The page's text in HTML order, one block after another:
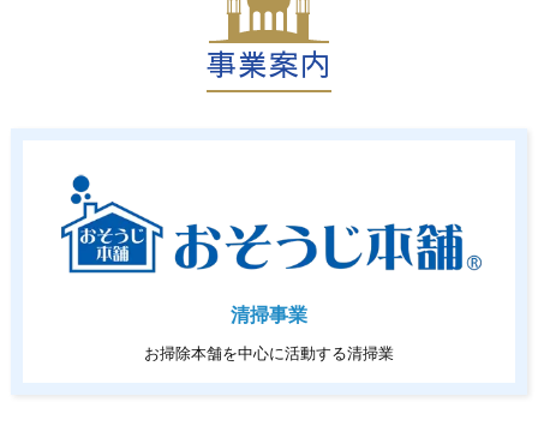
事業案内
清掃事業
お掃除本舗を中心に活動する清掃業